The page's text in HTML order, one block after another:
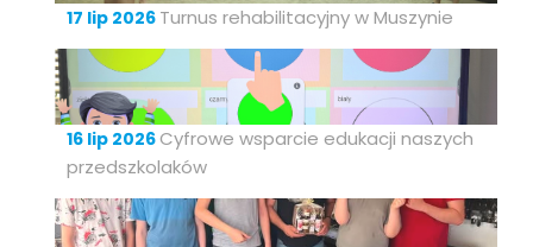
17 lip 2026 Turnus rehabilitacyjny w Muszynie
16 lip 2026 Cyfrowe wsparcie edukacji naszych
przedszkolaków